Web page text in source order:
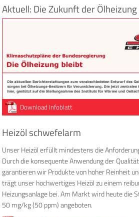
Aktuell: Die Zukunft der Ölheizung
Download Infoblatt
Heizöl schwefelarm
Unser Heizöl erfüllt mindestens die
Durch die konsequente Anwendung der
garantieren wir Produkte von hoher Reinheit
trägt unser hochwertiges Heizöl zu einem
Heizungsanlage bei. Am Markt wird heute die
50 mg/kg (50 ppm) angeboten.